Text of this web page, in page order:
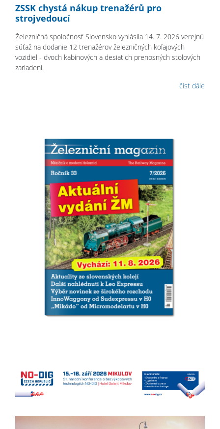
ZSSK chystá nákup trenažérů pro
strojvedoucí
Železničná spoločnosť Slovensko vyhlásila 14. 7. 2026 verejnú
súťaž na dodanie 12 trenažérov železničných koľajových
vozidiel - dvoch kabínových a desiatich prenosných stolových
zariadení.
číst dále